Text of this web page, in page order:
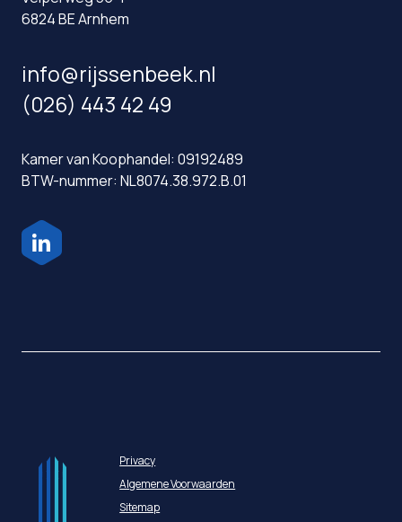
6824 BE Arnhem
info@rijssenbeek.nl
(026) 443 42 49
Kamer van Koophandel: 09192489
BTW-nummer: NL8074.38.972.B.01
Privacy
Algemene Voorwaarden
Sitemap